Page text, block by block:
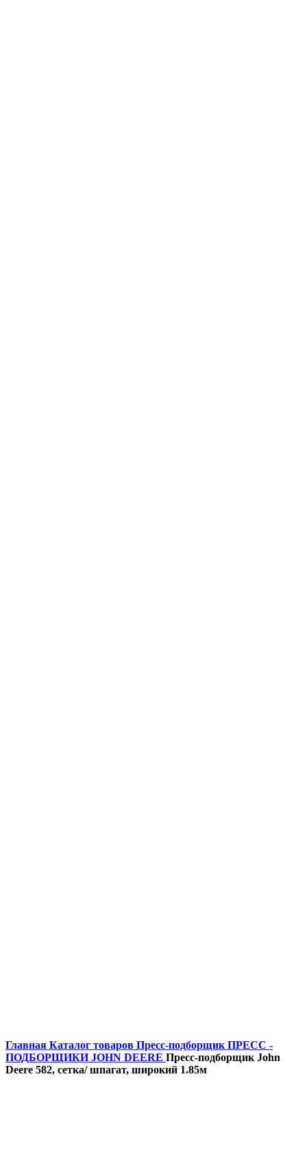
Главная Каталог товаров Пресс-подборщик ПРЕСС -
ПОДБОРЩИКИ JOHN DEERE Пресс-подборщик John
Deere 582, сетка/ шпагат, широкий 1.85м